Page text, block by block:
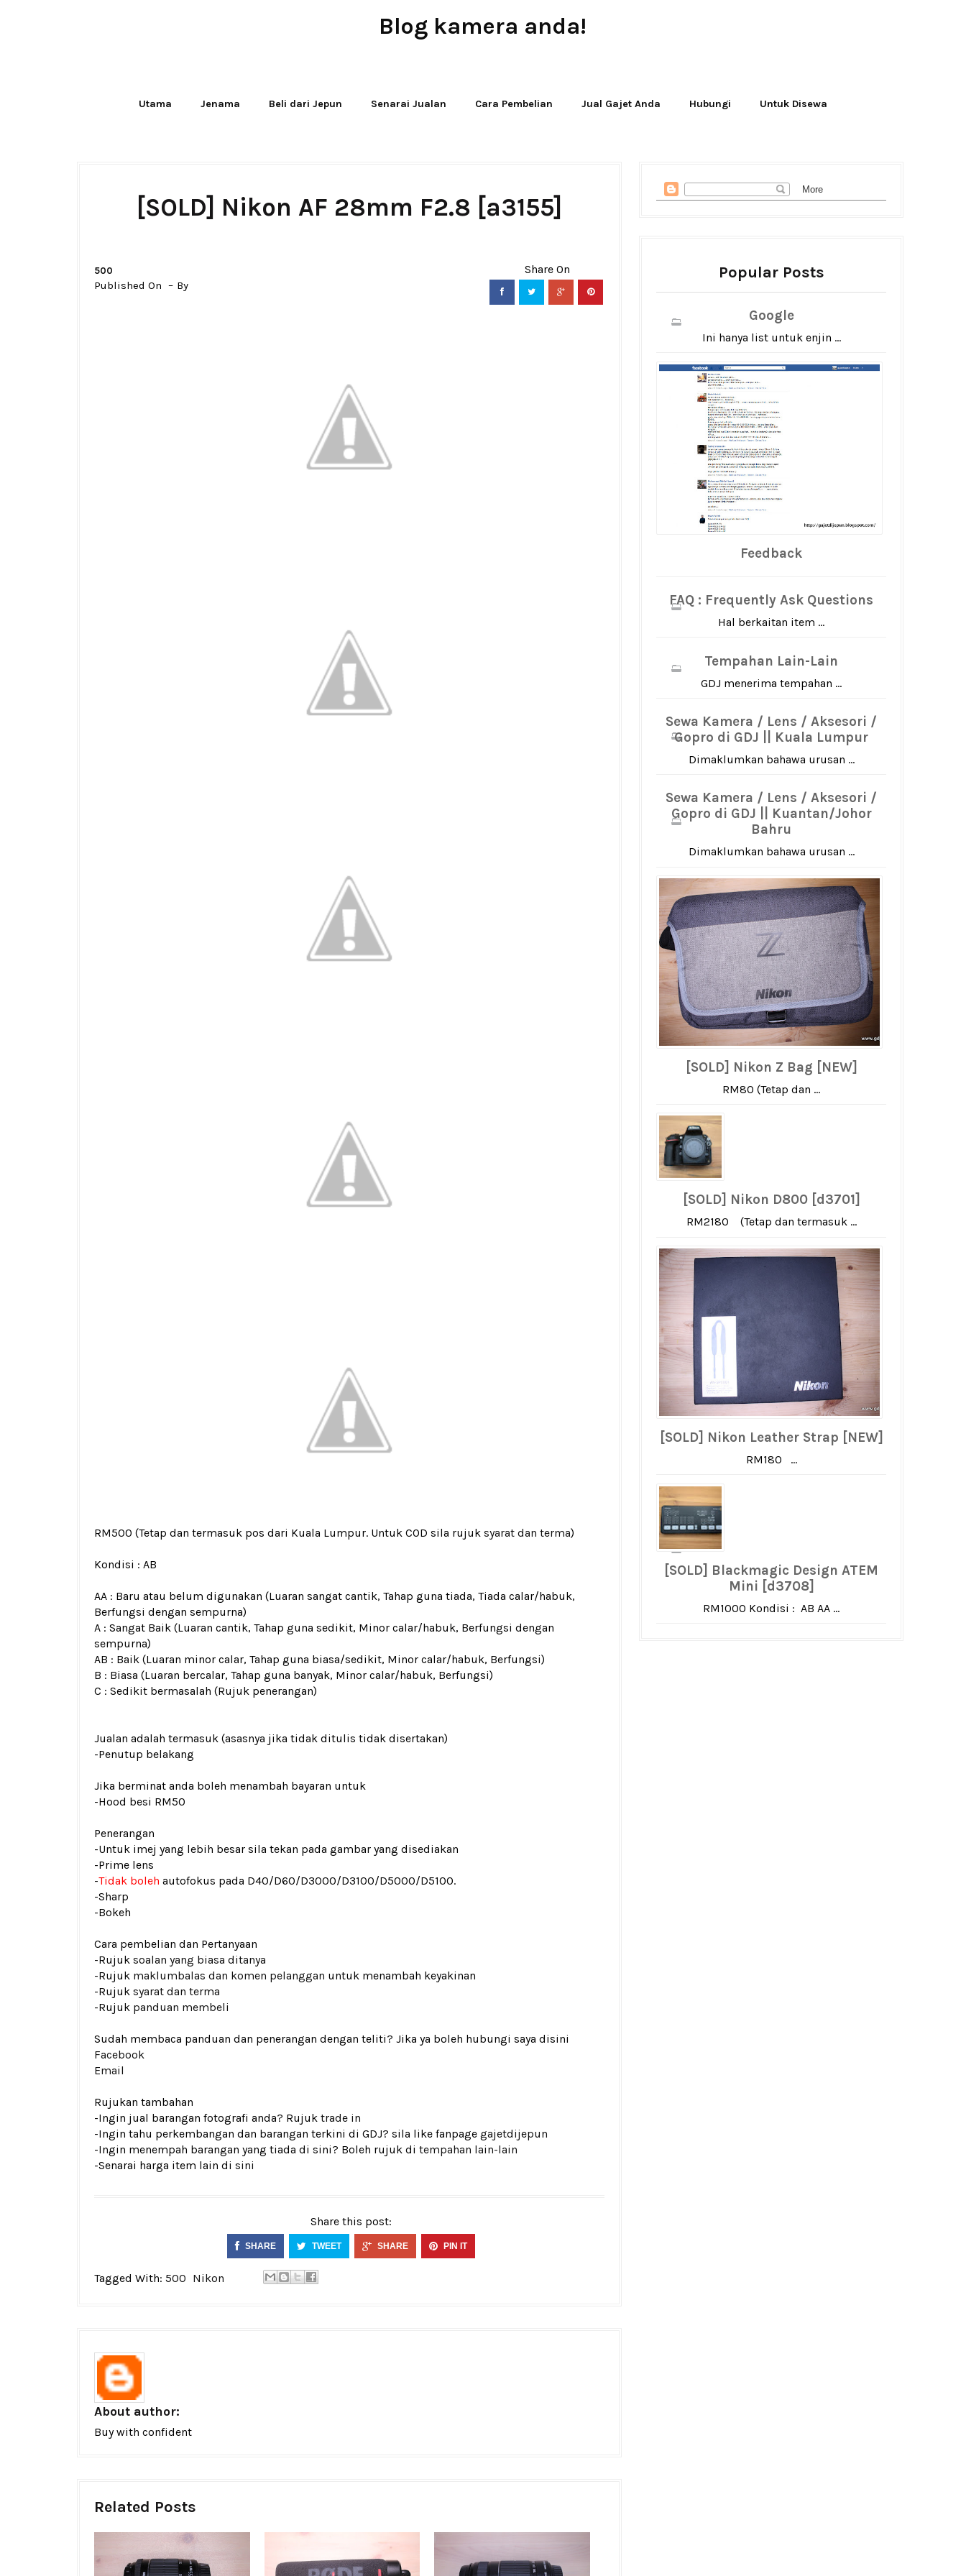
Blog kamera anda!
Utama Jenama Beli dari Jepun Senarai Jualan Cara Pembelian Jual Gajet Anda Hubungi Untuk Disewa
[SOLD] Nikon AF 28mm F2.8 [a3155]
500
Published On By
RM500 (Tetap dan termasuk pos dari Kuala Lumpur. Untuk COD sila rujuk syarat dan terma)
Kondisi : AB
AA : Baru atau belum digunakan (Luaran sangat cantik, Tahap guna tiada, Tiada calar/habuk,
Berfungsi dengan sempurna)
A : Sangat Baik (Luaran cantik, Tahap guna sedikit, Minor calar/habuk, Berfungsi dengan
sempurna)
AB : Baik (Luaran minor calar, Tahap guna biasa/sedikit, Minor calar/habuk, Berfungsi)
B : Biasa (Luaran bercalar, Tahap guna banyak, Minor calar/habuk, Berfungsi)
C : Sedikit bermasalah (Rujuk penerangan)
Jualan adalah termasuk (asasnya jika tidak ditulis tidak disertakan)
-Penutup belakang
Jika berminat anda boleh menambah bayaran untuk
-Hood besi RM50
Penerangan
-Untuk imej yang lebih besar sila tekan pada gambar yang disediakan
-Prime lens
-Tidak boleh autofokus pada D40/D60/D3000/D3100/D5000/D5100.
-Sharp
-Bokeh
Cara pembelian dan Pertanyaan
-Rujuk soalan yang biasa ditanya
-Rujuk maklumbalas dan komen pelanggan untuk menambah keyakinan
-Rujuk syarat dan terma
-Rujuk panduan membeli
Sudah membaca panduan dan penerangan dengan teliti? Jika ya boleh hubungi saya disini
Facebook
Email
Rujukan tambahan
-Ingin jual barangan fotografi anda? Rujuk trade in
-Ingin tahu perkembangan dan barangan terkini di GDJ? sila like fanpage gajetdijepun
-Ingin menempah barangan yang tiada di sini? Boleh rujuk di tempahan lain-lain
-Senarai harga item lain di sini
Share this post:
SHARE TWEET SHARE PIN IT
Tagged With: 500 Nikon
About author:
Buy with confident
Related Posts
Popular Posts
Google
Ini hanya list untuk enjin ...
Feedback
FAQ : Frequently Ask Questions
Hal berkaitan item ...
Tempahan Lain-Lain
GDJ menerima tempahan ...
Sewa Kamera / Lens / Aksesori /
Gopro di GDJ || Kuala Lumpur
Dimaklumkan bahawa urusan ...
Sewa Kamera / Lens / Aksesori /
Gopro di GDJ || Kuantan/Johor
Bahru
Dimaklumkan bahawa urusan ...
[SOLD] Nikon Z Bag [NEW]
RM80 (Tetap dan ...
[SOLD] Nikon D800 [d3701]
RM2180 (Tetap dan termasuk ...
[SOLD] Nikon Leather Strap [NEW]
RM180 ...
[SOLD] Blackmagic Design ATEM
Mini [d3708]
RM1000 Kondisi : AB AA ...